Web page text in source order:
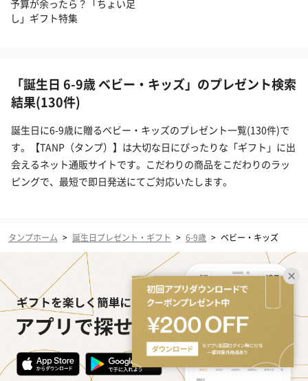
予算が余ったら？「ちょい足
し」ギフト特集
「誕生日 6-9歳 ベビー・キッズ」のプレゼント検索
結果(130件)
誕生日に6-9歳に贈るベビー・キッズのプレゼント一覧(130件)で
す。【TANP（タンプ）】は大切な日にぴったりな「ギフト」に出
会えるネット通販サイトです。こだわりの商品をこだわりのラッ
ピングで、最短で即日発送にてご対応いたします。
タンプホーム > 誕生日プレゼント・ギフト > 6-9歳 > ベビー・キッズ